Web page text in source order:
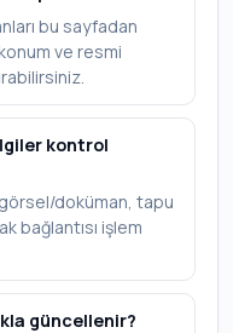
bu sayfadan
ve resmi
kontrol
doküman, tapu
bağlantısı işlem
güncellenir?